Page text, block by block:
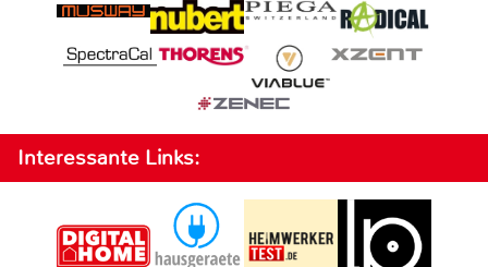
Interessante Links: